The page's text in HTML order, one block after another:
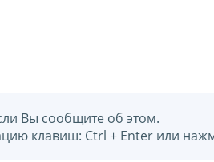
Вы сообщите об этом.
клавиш: Ctrl + Enter или